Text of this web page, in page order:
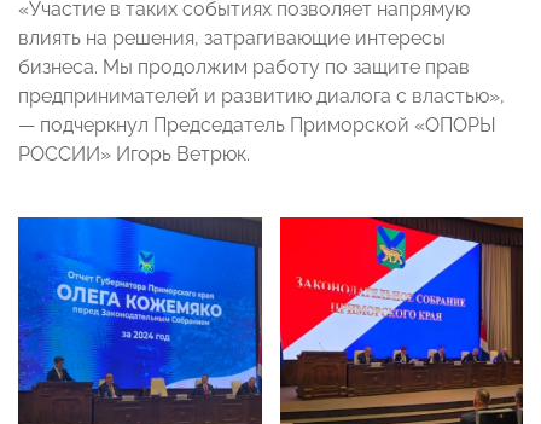
«Участие в таких событиях позволяет напрямую
влиять на решения, затрагивающие интересы
бизнеса. Мы продолжим работу по защите прав
предпринимателей и развитию диалога с властью»,
— подчеркнул Председатель Приморской «ОПОРЫ
РОССИИ» Игорь Ветрюк.